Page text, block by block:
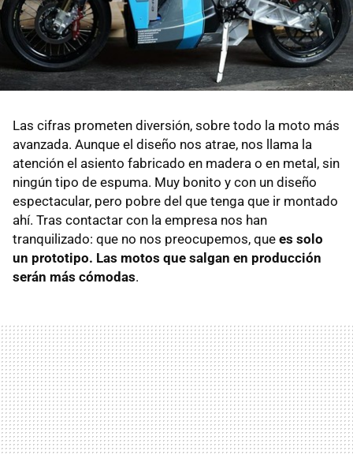
Las cifras prometen diversión, sobre todo la moto más
avanzada. Aunque el diseño nos atrae, nos llama la
atención el asiento fabricado en madera o en metal, sin
ningún tipo de espuma. Muy bonito y con un diseño
espectacular, pero pobre del que tenga que ir montado
ahí. Tras contactar con la empresa nos han
tranquilizado: que no nos preocupemos, que es solo
un prototipo. Las motos que salgan en producción
serán más cómodas.